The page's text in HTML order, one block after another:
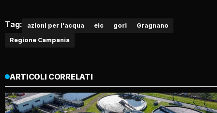
Tag: azioni per l'acqua eic gori
Gragnano
Regione Campania
ARTICOLI CORRELATI